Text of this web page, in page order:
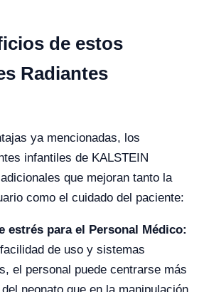
de estos
Radiantes
ya mencionadas, los
infantiles de KALSTEIN
que mejoran tanto la
como el cuidado del paciente:
estrés para el Personal Médico:
de uso y sistemas
el personal puede centrarse más